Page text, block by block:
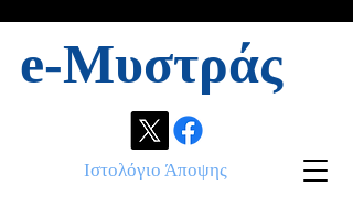
e-Μυστράς
Ιστολόγιο Άποψης